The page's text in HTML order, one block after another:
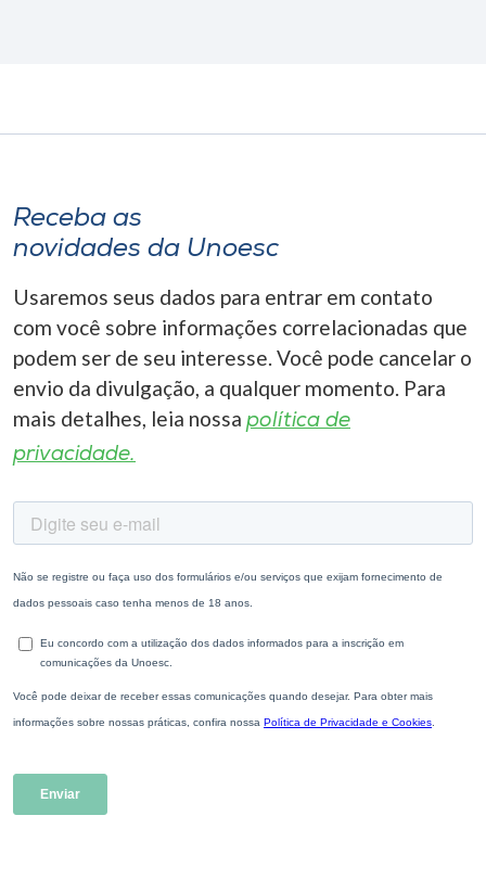
Receba as
novidades da Unoesc
Usaremos seus dados para entrar em contato
com você sobre informações correlacionadas que
podem ser de seu interesse. Você pode cancelar o
envio da divulgação, a qualquer momento. Para
mais detalhes, leia nossa política de
privacidade.